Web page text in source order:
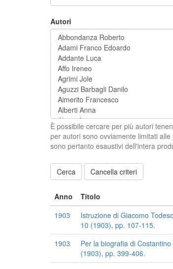
Autori
È possibile cercare per più autori
per autori sono ovviamente limitati
sono pertanto esaustivi dell'intera
Cancella criteri
Anno Titolo
1903
Istruzione di Giacomo
10 (1903), pp. 107-115.
1903
Per la biografia di
(1903), pp. 399-406.